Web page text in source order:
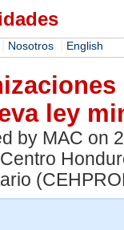
Nosotros English
ley
by MAC on